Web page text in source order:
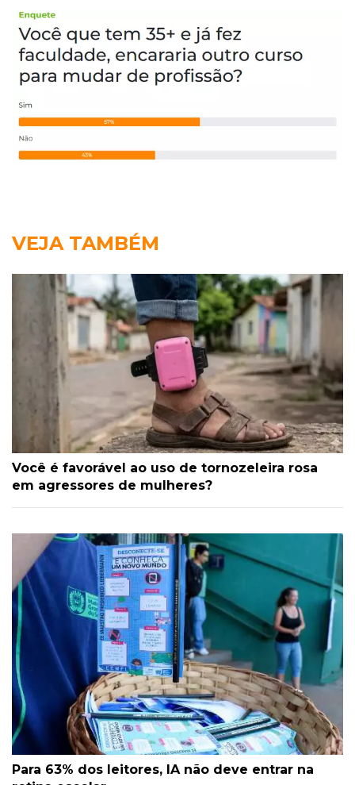
VEJA TAMBÉM
Você é favorável ao uso de tornozeleira rosa
em agressores de mulheres?
Para 63% dos leitores, IA não deve entrar na